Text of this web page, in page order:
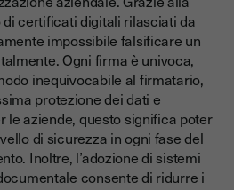
certificati digitali rilasciati da
impossibile falsificare un
Ogni firma è univoca,
inequivocabile al firmatario,
protezione dei dati e
le aziende, questo significa poter
di sicurezza in ogni fase del
Inoltre, l’adozione di sistemi
consente di ridurre i